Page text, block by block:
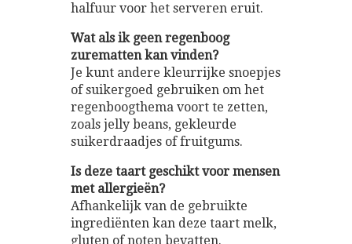
halfuur voor het serveren eruit.
Wat als ik geen regenboog
zurematten kan vinden?
Je kunt andere kleurrijke snoepjes
of suikergoed gebruiken om het
regenboogthema voort te zetten,
zoals jelly beans, gekleurde
suikerdraadjes of fruitgums.
Is deze taart geschikt voor mensen
met allergieën?
Afhankelijk van de gebruikte
ingrediënten kan deze taart melk,
gluten of noten bevatten.